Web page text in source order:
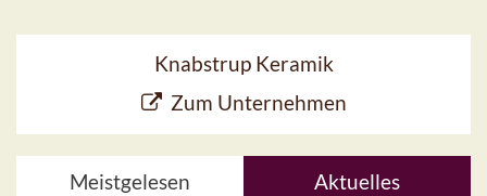
Knabstrup Keramik
Zum Unternehmen
Meistgelesen Aktuelles